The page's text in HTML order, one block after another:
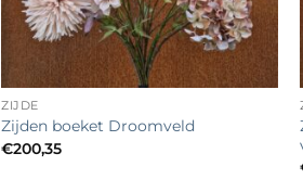
ZIJDE
Zijden boeket Droomveld
€200,35